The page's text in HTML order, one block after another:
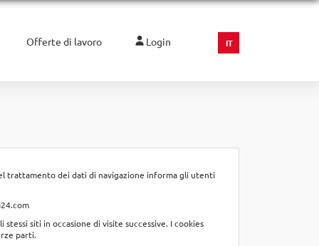
Offerte di lavoro Login IT
trattamento dei dati di navigazione informa gli utenti
siti in occasione di visite successive. I cookies
parti.